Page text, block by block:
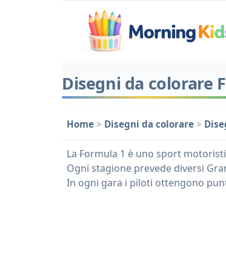
Disegni da colorare
Home > Disegni da colorare >
La Formula 1 è uno sport
Ogni stagione prevede diversi
In ogni gara i piloti ottengono